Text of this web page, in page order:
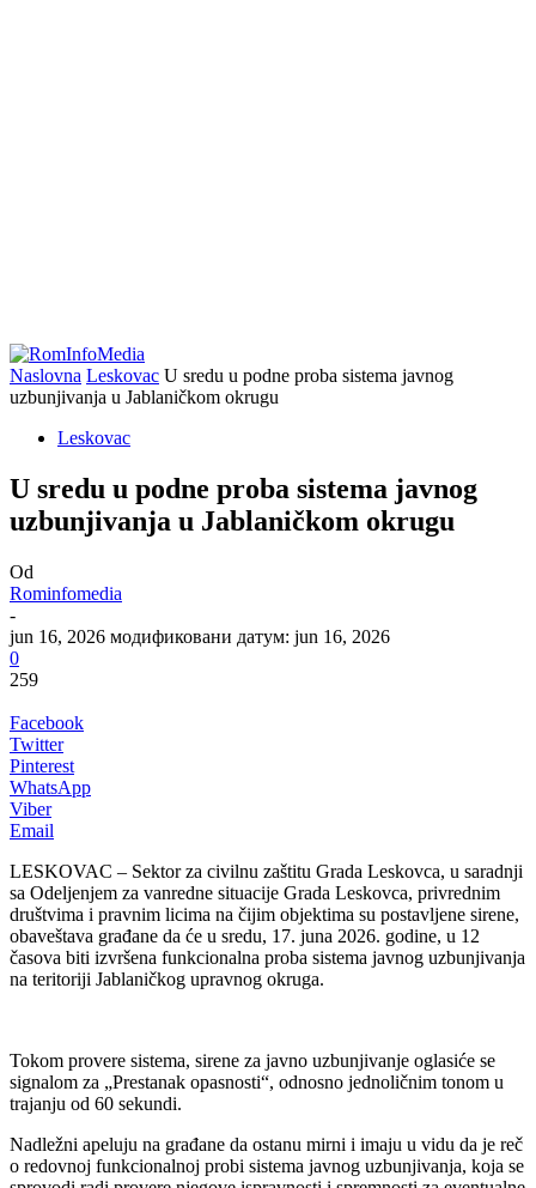
Naslovna Leskovac U sredu u podne proba sistema javnog
uzbunjivanja u Jablaničkom okrugu
Leskovac
U sredu u podne proba sistema javnog
uzbunjivanja u Jablaničkom okrugu
Od
Rominfomedia
-
jun 16, 2026 модификовани датум: jun 16, 2026
0
259
Facebook
Twitter
Pinterest
WhatsApp
Viber
Email
LESKOVAC – Sektor za civilnu zaštitu Grada Leskovca, u saradnji
sa Odeljenjem za vanredne situacije Grada Leskovca, privrednim
društvima i pravnim licima na čijim objektima su postavljene sirene,
obaveštava građane da će u sredu, 17. juna 2026. godine, u 12
časova biti izvršena funkcionalna proba sistema javnog uzbunjivanja
na teritoriji Jablaničkog upravnog okruga.
Tokom provere sistema, sirene za javno uzbunjivanje oglasiće se
signalom za „Prestanak opasnosti“, odnosno jednoličnim tonom u
trajanju od 60 sekundi.
Nadležni apeluju na građane da ostanu mirni i imaju u vidu da je reč
o redovnoj funkcionalnoj probi sistema javnog uzbunjivanja, koja se